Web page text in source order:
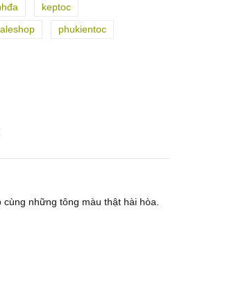
keptoc
phukientoc
những tông màu thật hài hòa.